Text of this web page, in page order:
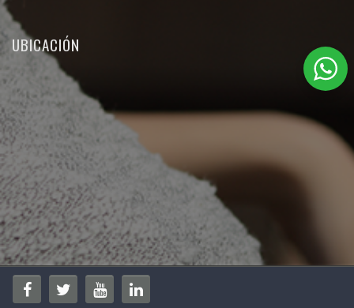
UBICACIÓN